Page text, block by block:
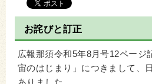
お詫びと訂正
広報那須令和5年8月号12ページ
宙のはじまり」につきまして、